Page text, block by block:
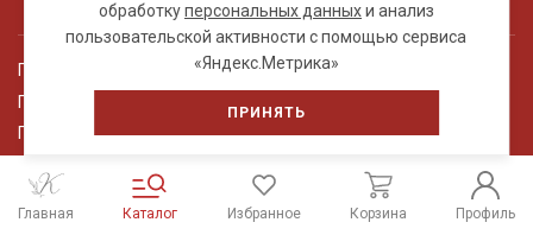
обработкуперсональных данныхи анализ
пользовательской активности с помощью сервиса
«Яндекс.Метрика»
ПРИНЯТЬ
Правовая информация
Политика обработки персональных данных
Пользовательское соглашение
Главная Каталог Избранное Корзина Профиль